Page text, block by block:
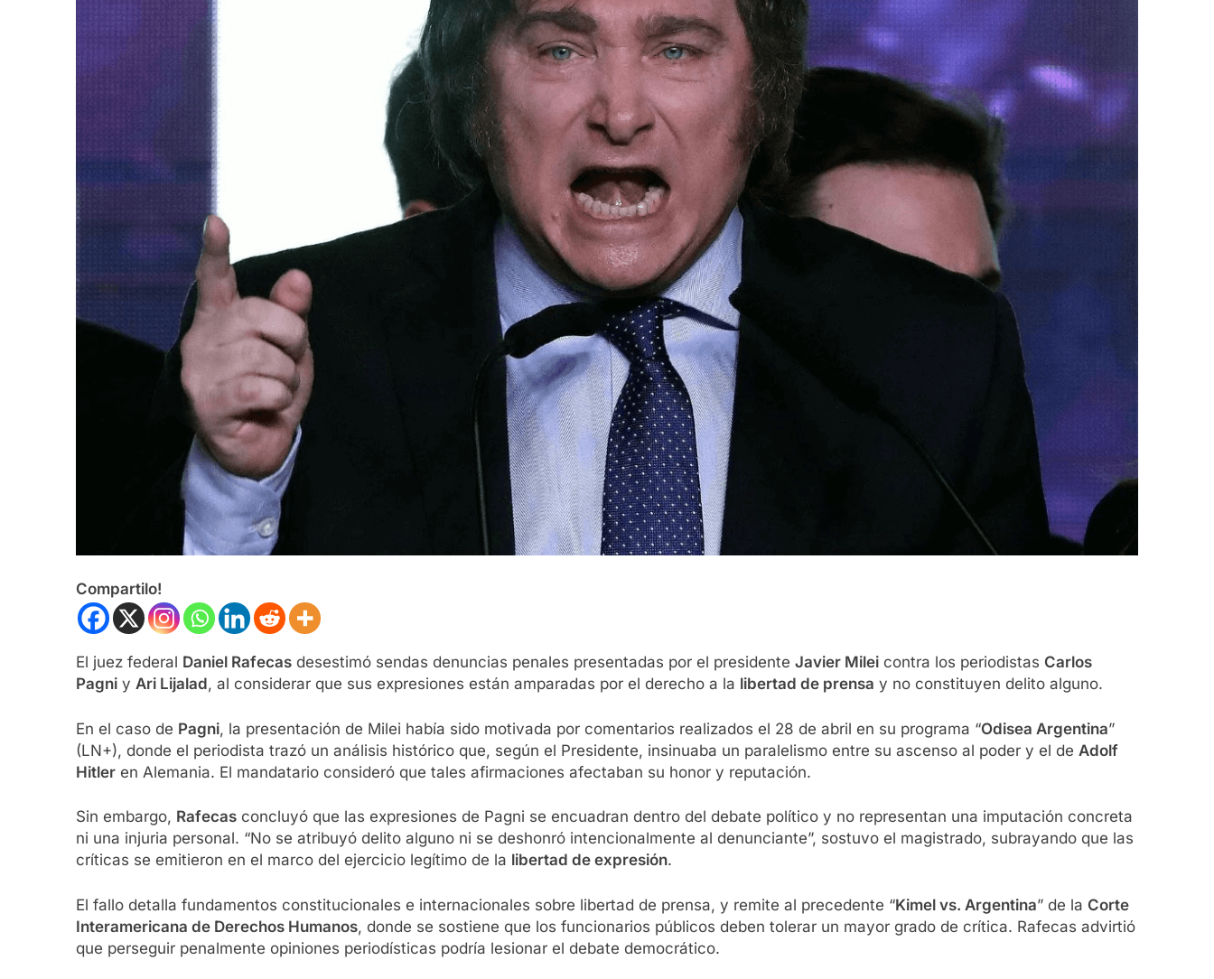
Compartilo!
El juez federal Daniel Rafecas desestimó sendas denuncias penales presentadas por el presidente Javier Milei contra los periodistas Carlos
Pagni y Ari Lijalad, al considerar que sus expresiones están amparadas por el derecho a la libertad de prensa y no constituyen delito alguno.
En el caso de Pagni, la presentación de Milei había sido motivada por comentarios realizados el 28 de abril en su programa “Odisea Argentina”
(LN+), donde el periodista trazó un análisis histórico que, según el Presidente, insinuaba un paralelismo entre su ascenso al poder y el de Adolf
Hitler en Alemania. El mandatario consideró que tales afirmaciones afectaban su honor y reputación.
Sin embargo, Rafecas concluyó que las expresiones de Pagni se encuadran dentro del debate político y no representan una imputación concreta
ni una injuria personal. “No se atribuyó delito alguno ni se deshonró intencionalmente al denunciante”, sostuvo el magistrado, subrayando que las
críticas se emitieron en el marco del ejercicio legítimo de la libertad de expresión.
El fallo detalla fundamentos constitucionales e internacionales sobre libertad de prensa, y remite al precedente “Kimel vs. Argentina” de la Corte
Interamericana de Derechos Humanos, donde se sostiene que los funcionarios públicos deben tolerar un mayor grado de crítica. Rafecas advirtió
que perseguir penalmente opiniones periodísticas podría lesionar el debate democrático.